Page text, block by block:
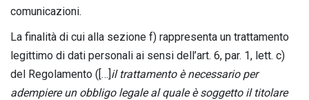
comunicazioni.
La finalità di cui alla sezione f) rappresenta un trattamento
legittimo di dati personali ai sensi dell’art. 6, par. 1, lett. c)
del Regolamento ([…]il trattamento è necessario per
adempiere un obbligo legale al quale è soggetto il titolare